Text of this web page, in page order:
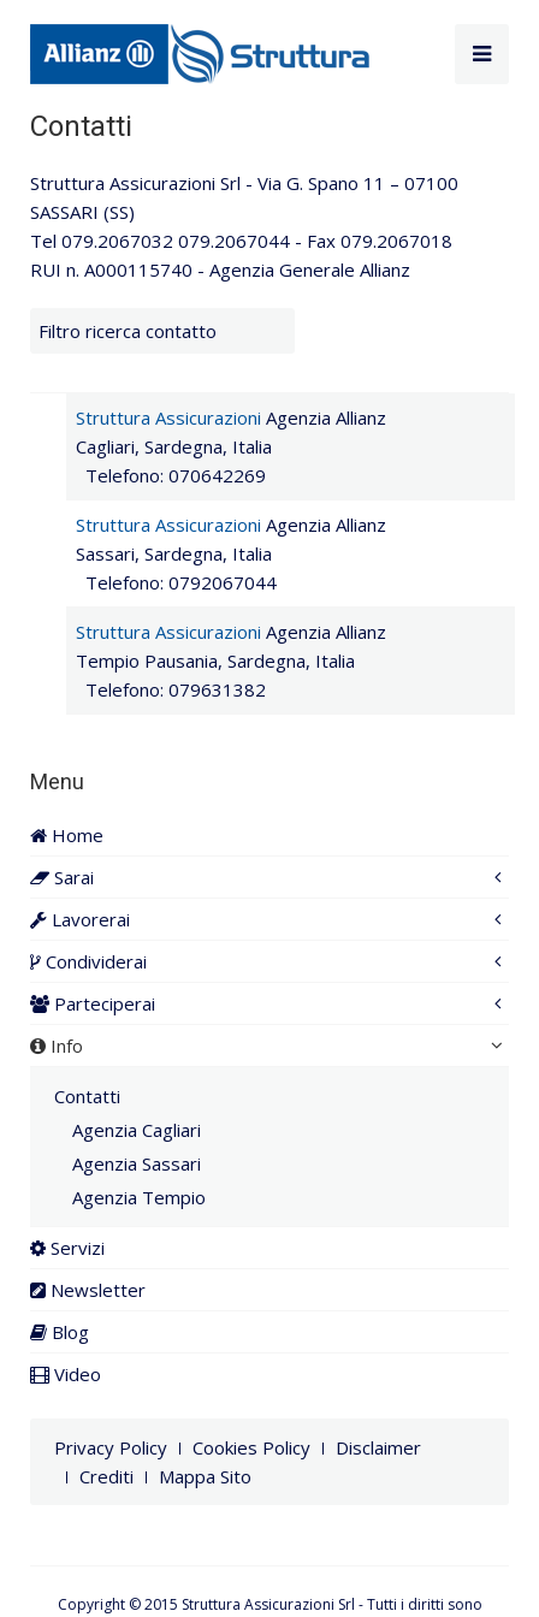
Contatti
Struttura Assicurazioni Srl - Via G. Spano 11 – 07100
SASSARI (SS)
Tel 079.2067032 079.2067044 - Fax 079.2067018
RUI n. A000115740 - Agenzia Generale Allianz
Sospeso Campo filtro
Struttura Assicurazioni Agenzia Allianz
Cagliari, Sardegna, Italia
Telefono: 070642269
Struttura Assicurazioni Agenzia Allianz
Sassari, Sardegna, Italia
Telefono: 0792067044
Struttura Assicurazioni Agenzia Allianz
Tempio Pausania, Sardegna, Italia
Telefono: 079631382
Menu
Home
Sarai
Lavorerai
Condividerai
Parteciperai
Info
Contatti
Agenzia Cagliari
Agenzia Sassari
Agenzia Tempio
Servizi
Newsletter
Blog
Video
Privacy Policy Cookies Policy
Disclaimer
Crediti
Mappa Sito
Copyright © 2015 Struttura Assicurazioni Srl - Tutti i diritti sono